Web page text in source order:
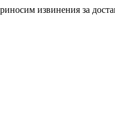
извинения за